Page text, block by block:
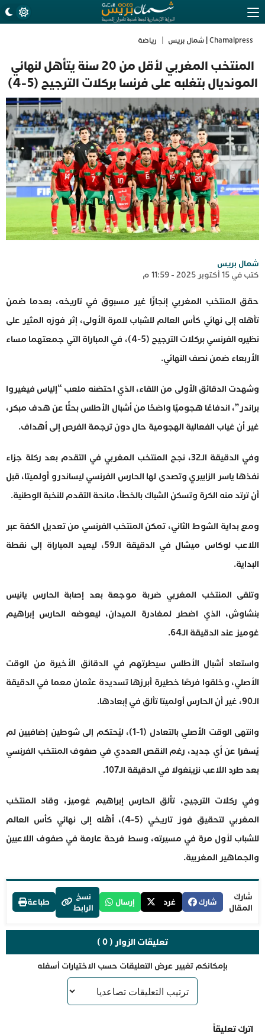
Chamalpress | شمال بريس رياضة
المنتخب المغربي لأقل من 20 سنة يتأهل لنهائي
المونديال بتغلبه على فرنسا بركلات الترجيح (5-4)
شمال بريس
كتب في 15 أكتوبر 2025 - 11:59 م
حقق المنتخب المغربي إنجازًا غير مسبوق في تاريخه، بعدما ضمن
تأهله إلى نهائي كأس العالم للشباب للمرة الأولى، إثر فوزه المثير على
نظيره الفرنسي بركلات الترجيح (5-4)، في المباراة التي جمعتهما مساء
الأربعاء ضمن نصف النهائي.
وشهدت الدقائق الأولى من اللقاء، الذي احتضنه ملعب “إلياس فيغيروا
براندر”، اندفاعًا هجوميًا واضحًا من أشبال الأطلس بحثًا عن هدف مبكر،
غير أن غياب الفعالية الهجومية حال دون ترجمة الفرص إلى أهداف.
وفي الدقيقة الـ32، نجح المنتخب المغربي في التقدم بعد ركلة جزاء
نفذها ياسر الزابيري وتصدى لها الحارس الفرنسي ليساندرو أولميتا، قبل
أن ترتد منه الكرة وتسكن الشباك بالخطأ، مانحة التقدم للنخبة الوطنية.
ومع بداية الشوط الثاني، تمكن المنتخب الفرنسي من تعديل الكفة عبر
اللاعب لوكاس ميشال في الدقيقة الـ59، ليعيد المباراة إلى نقطة
البداية.
وتلقى المنتخب المغربي ضربة موجعة بعد إصابة الحارس يانيس
بنشاوش، الذي اضطر لمغادرة الميدان، ليعوضه الحارس إبراهيم
غوميز عند الدقيقة الـ64.
واستعاد أشبال الأطلس سيطرتهم في الدقائق الأخيرة من الوقت
الأصلي، وخلقوا فرصًا خطيرة أبرزها تسديدة عثمان معما في الدقيقة
الـ90، غير أن الحارس أولميتا تألق في إبعادها.
وانتهى الوقت الأصلي بالتعادل (1-1)، ليُحتكم إلى شوطين إضافيين لم
يُسفرا عن أي جديد، رغم النقص العددي في صفوف المنتخب الفرنسي
بعد طرد اللاعب نزينغولا في الدقيقة الـ107.
وفي ركلات الترجيح، تألق الحارس إبراهيم غوميز، وقاد المنتخب
المغربي لتحقيق فوز تاريخي (5-4)، أهّله إلى نهائي كأس العالم
للشباب لأول مرة في مسيرته، وسط فرحة عارمة في صفوف اللاعبين
والجماهير المغربية.
شارك
المقال
شارك غرد إرسال
نسخ
الرابط
طباعة
تعليقات الزوار ( 0 )
بإمكانكم تغيير عرض التعليقات حسب الاختيارات أسفله
اترك تعليقاً